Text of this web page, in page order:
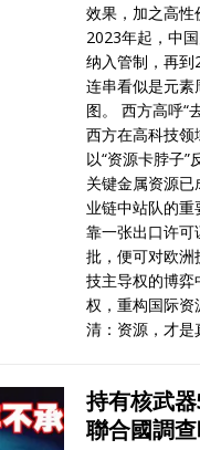
效果，加之高性
2023年起，中
纳入管制，再
连串看似是元
图。 西方高呼“
西方在高科技领
以“资源卡脖子”
关键金属资源
业链中站队的
靠一张出口许
批，便可对欧
技主导权的博
权，重构国际资
清：资源，才是
持有核武
聯合國調